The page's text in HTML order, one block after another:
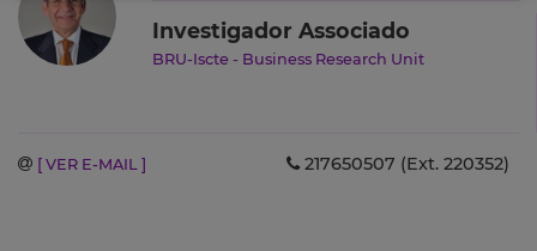
Investigador Associado
BRU-Iscte - Business Research Unit
[ VER E-MAIL ] 217650507 (Ext. 220352)